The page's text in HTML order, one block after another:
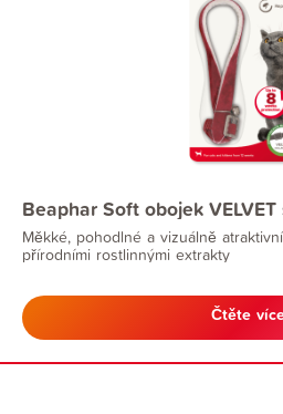
Beaphar Soft obojek
Měkké, pohodlné a vizuálně
přírodními rostlinnými extrakty
Čtěte